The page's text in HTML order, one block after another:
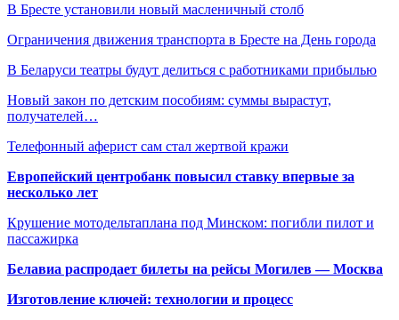
В Бресте установили новый масленичный столб
Ограничения движения транспорта в Бресте на День города
В Беларуси театры будут делиться с работниками прибылью
Новый закон по детским пособиям: суммы вырастут,
получателей…
Телефонный аферист сам стал жертвой кражи
Европейский центробанк повысил ставку впервые за
несколько лет
Крушение мотодельтаплана под Минском: погибли пилот и
пассажирка
Белавиа распродает билеты на рейсы Могилев — Москва
Изготовление ключей: технологии и процесс